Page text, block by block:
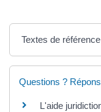
Textes de référence
Questions ?
L'aide